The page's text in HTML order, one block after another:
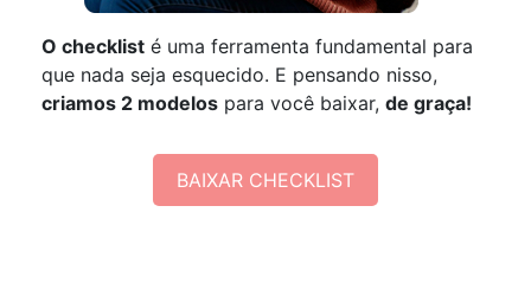
O checklist é uma ferramenta fundamental para
que nada seja esquecido. E pensando nisso,
criamos 2 modelos para você baixar, de graça!
BAIXAR CHECKLIST